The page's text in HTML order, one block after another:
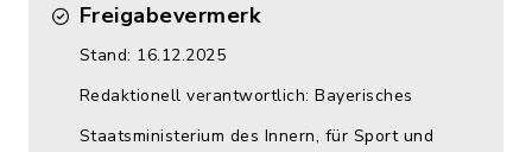
Freigabevermerk
Stand: 16.12.2025
Redaktionell verantwortlich: Bayerisches
Staatsministerium des Innern, für Sport und